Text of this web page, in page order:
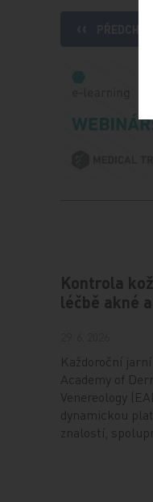
Kontrola
léčbě akné
Každoroční
Academy of
Venereology
dynamickou
znalostí,